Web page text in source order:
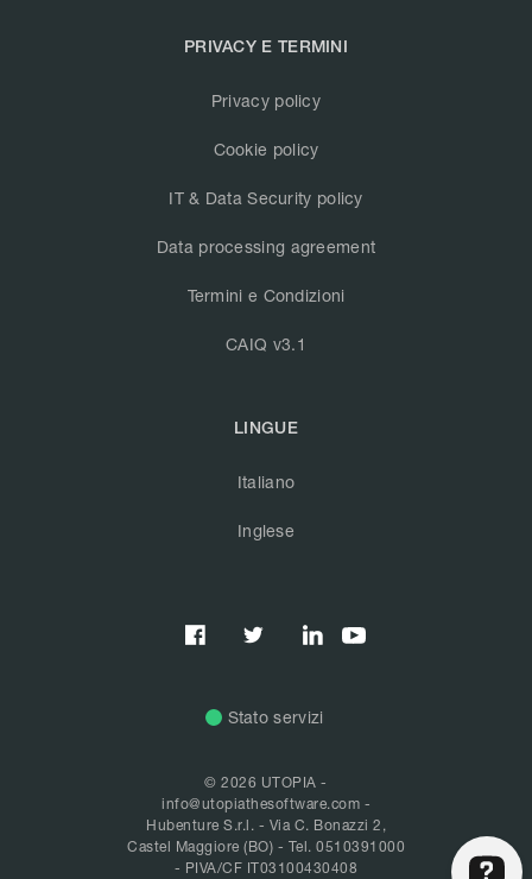
PRIVACY E TERMINI
Privacy policy
Cookie policy
IT & Data Security policy
Data processing agreement
Termini e Condizioni
CAIQ v3.1
LINGUE
Italiano
Inglese
  
Stato servizi
© 2026 UTOPIA -
info@utopiathesoftware.com -
Hubenture S.r.l. - Via C. Bonazzi 2,
Castel Maggiore (BO) - Tel. 0510391000
- PIVA/CF IT03100430408